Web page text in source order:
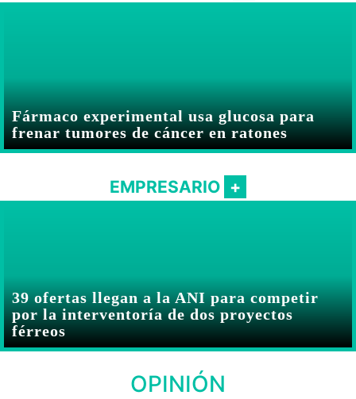
Fármaco experimental usa glucosa para
frenar tumores de cáncer en ratones
EMPRESARIO
39 ofertas llegan a la ANI para competir
por la interventoría de dos proyectos
férreos
OPINIÓN